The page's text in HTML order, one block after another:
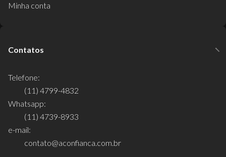
Minha conta
Contatos
Telefone:
(11) 4799-4832
Whatsapp:
(11) 4739-8933
e-mail:
contato@aconfianca.com.br